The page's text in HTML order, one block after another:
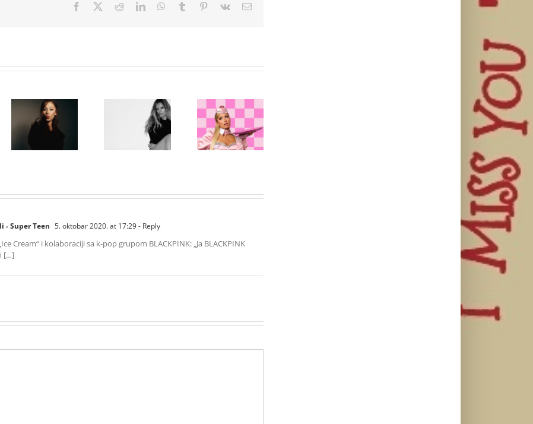
Facebook RedditLinkedInWhatsApp
Tumblr Pinterest
Vk Email
Ariana Grande
objavila singl
„Matadora“ i
najavila novi
album „No Me
avgusta
Paris Hilton
ponovo u ulozi
„Gloss Boss“
u kampanji
NYX
Volume 2
Ariana Grande
studijski
album „petal“
- Super Teen 5. oktobar 2020. at 17:29- Reply
Cream“ i kolaboraciji sa k-pop grupom BLACKPINK: „Ja BLACKPINK
[…]